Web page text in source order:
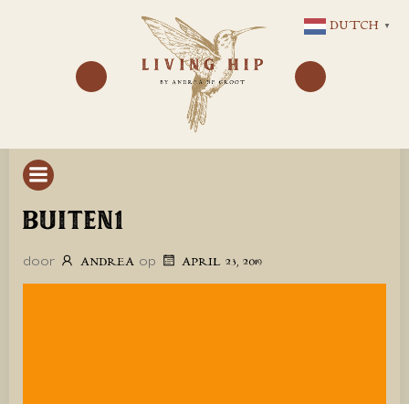
NAAR
DE
INHOUD
BUITEN1
door ANDREA op APRIL 23, 2019
DUTCH ▼